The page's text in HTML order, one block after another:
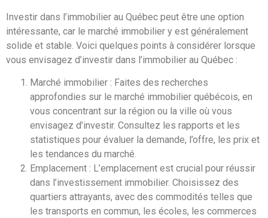
Investir dans l’immobilier au Québec peut être une option
intéressante, car le marché immobilier y est généralement
solide et stable. Voici quelques points à considérer lorsque
vous envisagez d’investir dans l’immobilier au Québec :
Marché immobilier : Faites des recherches
approfondies sur le marché immobilier québécois, en
vous concentrant sur la région ou la ville où vous
envisagez d’investir. Consultez les rapports et les
statistiques pour évaluer la demande, l’offre, les prix et
les tendances du marché.
Emplacement : L’emplacement est crucial pour réussir
dans l’investissement immobilier. Choisissez des
quartiers attrayants, avec des commodités telles que
les transports en commun, les écoles, les commerces